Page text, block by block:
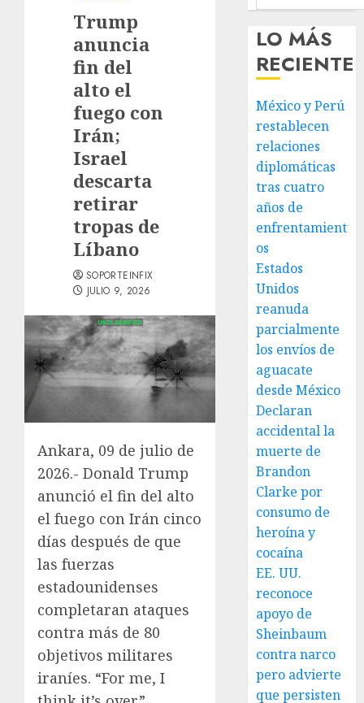
Trump
anuncia
fin del
alto el
fuego con
Irán;
Israel
descarta
retirar
tropas de
Líbano
SOPORTEINFIX
JULIO 9, 2026
Ankara, 09 de julio de
2026.- Donald Trump
anunció el fin del alto
el fuego con Irán cinco
días después de que
las fuerzas
estadounidenses
completaran ataques
contra más de 80
objetivos militares
iraníes. “For me, I
LO MÁS
RECIENTE
México y Perú
restablecen
relaciones
diplomáticas
tras cuatro
años de
enfrentamient
os
Estados
Unidos
reanuda
parcialmente
los envíos de
aguacate
desde México
Declaran
accidental la
muerte de
Brandon
Clarke por
consumo de
heroína y
cocaína
EE. UU.
reconoce
apoyo de
Sheinbaum
contra narco
pero advierte
que persisten